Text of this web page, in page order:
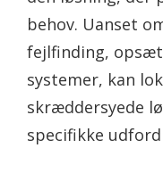
behov. Uanset
fejlfinding,
systemer, kan
skræddersyede
specifikke